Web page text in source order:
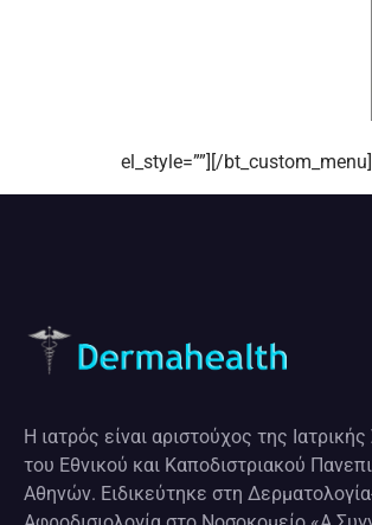
el_style=””][/
Η ιατρός είναι αριστούχος της
του Εθνικού και Καποδιστριακού
Αθηνών. Ειδικεύτηκε στη